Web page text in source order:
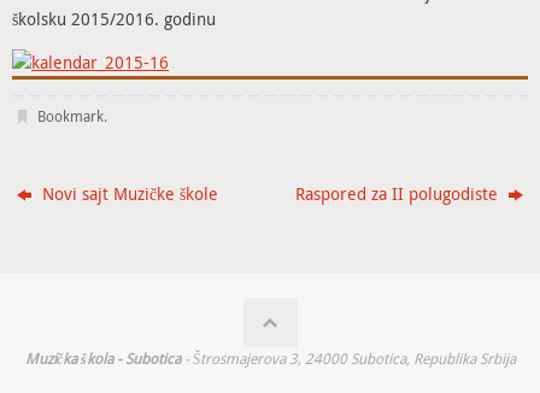
školsku 2015/2016. godinu
Bookmark.
Novi sajt Muzičke škole Raspored za II polugodiste
Muzička škola - Subotica- Štrosmajerova 3, 24000 Subotica, Republika Srbija